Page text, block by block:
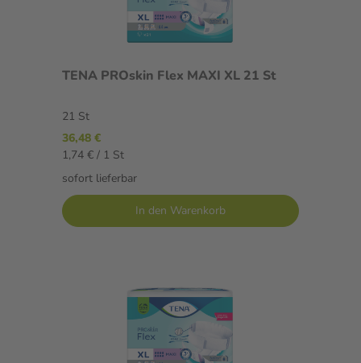
TENA PROskin Flex MAXI XL 21 St
21 St
36,48 €
1,74 € / 1 St
sofort lieferbar
In den Warenkorb